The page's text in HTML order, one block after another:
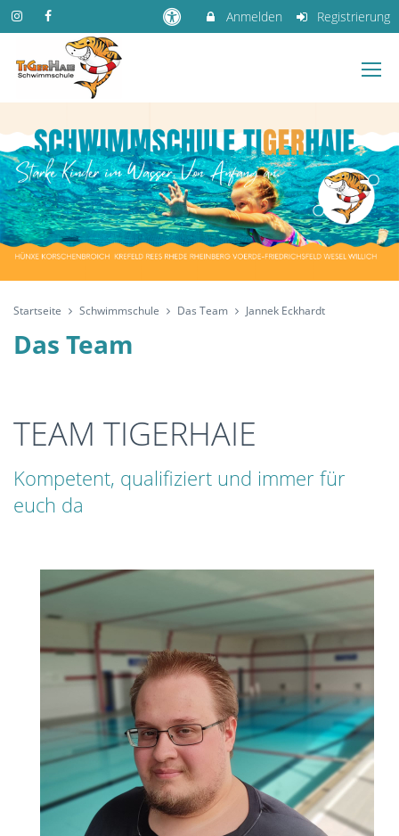
Anmelden Registrierung
Startseite Schwimmschule Das Team Jannek Eckhardt
Das Team
TEAM TIGERHAIE
Kompetent, qualifiziert und immer für
euch da